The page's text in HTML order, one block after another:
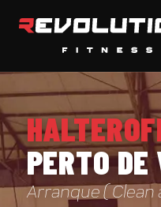
PERTO
Arranque ( Clean